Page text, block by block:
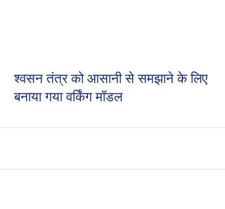
श्वसन तंत्र को आसानी से समझाने के लिए
बनाया गया वर्किंग मॉडल